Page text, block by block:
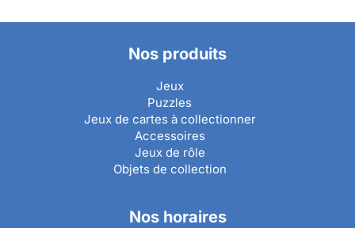
Nos produits
Jeux
Puzzles
Jeux de cartes à collectionner
Accessoires
Jeux de rôle
Objets de collection
Nos horaires